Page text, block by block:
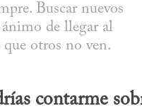
Buscar nuevos
de llegar al
otros no ven.
contarme